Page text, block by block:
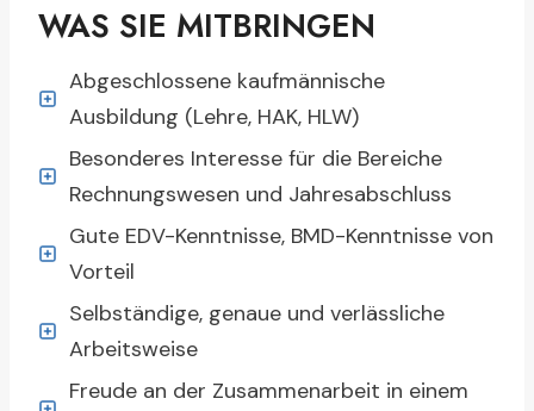
WAS SIE MITBRINGEN
Abgeschlossene kaufmännische
Ausbildung (Lehre, HAK, HLW)
Besonderes Interesse für die Bereiche
Rechnungswesen und Jahresabschluss
Gute EDV-Kenntnisse, BMD-Kenntnisse von
Vorteil
Selbständige, genaue und verlässliche
Arbeitsweise
Freude an der Zusammenarbeit in einem